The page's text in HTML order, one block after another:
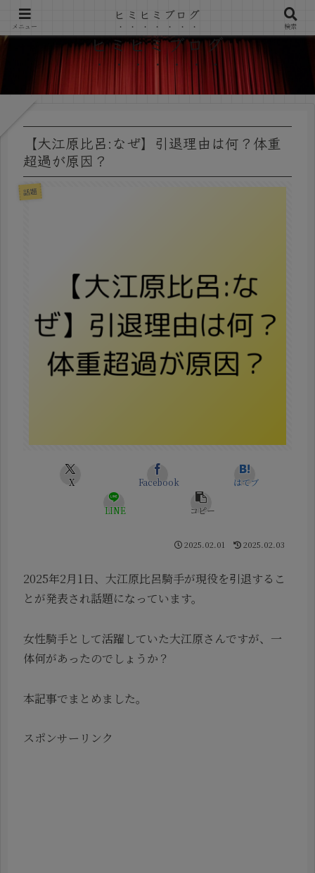
ヒミヒミブログ
【大江原比呂:なぜ】引退理由は何？体重
超過が原因？
話題
X Facebook はてブ
LINE コピー
2025.02.01 2025.02.03
2025年2月1日、大江原比呂騎手が現役を引退するこ
とが発表され話題になっています。
女性騎手として活躍していた大江原さんですが、一
体何があったのでしょうか？
本記事でまとめました。
スポンサーリンク
メニュー
ヒミヒミブログ
検索